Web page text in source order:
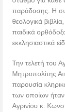
παράδοσης. Η
θεολογικά
παιδικά
εκκλησιαστικά
Την τελετή του
Μητροπολίτης
παρουσία
των οποίων
Αγρινίου κ.